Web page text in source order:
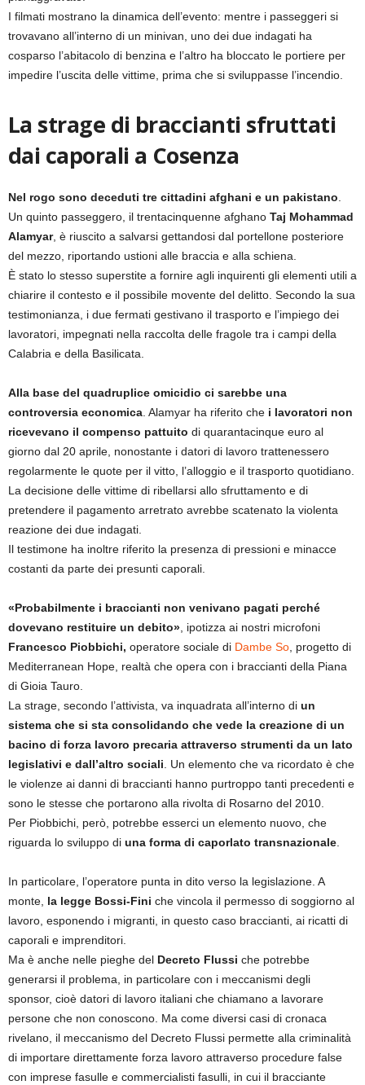
I filmati mostrano la dinamica dell’evento: mentre i passeggeri si
trovavano all’interno di un minivan, uno dei due indagati ha
cosparso l’abitacolo di benzina e l’altro ha bloccato le portiere per
impedire l’uscita delle vittime, prima che si sviluppasse l’incendio.
La strage di braccianti sfruttati
dai caporali a Cosenza
Nel rogo sono deceduti tre cittadini afghani e un pakistano.
Un quinto passeggero, il trentacinquenne afghano Taj Mohammad
Alamyar, è riuscito a salvarsi gettandosi dal portellone posteriore
del mezzo, riportando ustioni alle braccia e alla schiena.
È stato lo stesso superstite a fornire agli inquirenti gli elementi utili a
chiarire il contesto e il possibile movente del delitto. Secondo la sua
testimonianza, i due fermati gestivano il trasporto e l’impiego dei
lavoratori, impegnati nella raccolta delle fragole tra i campi della
Calabria e della Basilicata.
Alla base del quadruplice omicidio ci sarebbe una
controversia economica. Alamyar ha riferito che i lavoratori non
ricevevano il compenso pattuito di quarantacinque euro al
giorno dal 20 aprile, nonostante i datori di lavoro trattenessero
regolarmente le quote per il vitto, l’alloggio e il trasporto quotidiano.
La decisione delle vittime di ribellarsi allo sfruttamento e di
pretendere il pagamento arretrato avrebbe scatenato la violenta
reazione dei due indagati.
Il testimone ha inoltre riferito la presenza di pressioni e minacce
costanti da parte dei presunti caporali.
«Probabilmente i braccianti non venivano pagati perché
dovevano restituire un debito», ipotizza ai nostri microfoni
Francesco Piobbichi, operatore sociale di Dambe So, progetto di
Mediterranean Hope, realtà che opera con i braccianti della Piana
di Gioia Tauro.
La strage, secondo l’attivista, va inquadrata all’interno di un
sistema che si sta consolidando che vede la creazione di un
bacino di forza lavoro precaria attraverso strumenti da un lato
legislativi e dall’altro sociali. Un elemento che va ricordato è che
le violenze ai danni di braccianti hanno purtroppo tanti precedenti e
sono le stesse che portarono alla rivolta di Rosarno del 2010.
Per Piobbichi, però, potrebbe esserci un elemento nuovo, che
riguarda lo sviluppo di una forma di caporlato transnazionale.
In particolare, l’operatore punta in dito verso la legislazione. A
monte, la legge Bossi-Fini che vincola il permesso di soggiorno al
lavoro, esponendo i migranti, in questo caso braccianti, ai ricatti di
caporali e imprenditori.
Ma è anche nelle pieghe del Decreto Flussi che potrebbe
generarsi il problema, in particolare con i meccanismi degli
sponsor, cioè datori di lavoro italiani che chiamano a lavorare
persone che non conoscono. Ma come diversi casi di cronaca
rivelano, il meccanismo del Decreto Flussi permette alla criminalità
di importare direttamente forza lavoro attraverso procedure false
con imprese fasulle e commercialisti fasulli, in cui il bracciante